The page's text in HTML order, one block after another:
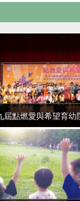
屆點燃愛與希望育幼
癌小鬥士頒獎大會